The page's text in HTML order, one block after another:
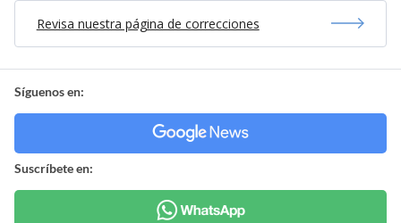
Revisa nuestra página de correcciones
Síguenos en:
Suscríbete en: